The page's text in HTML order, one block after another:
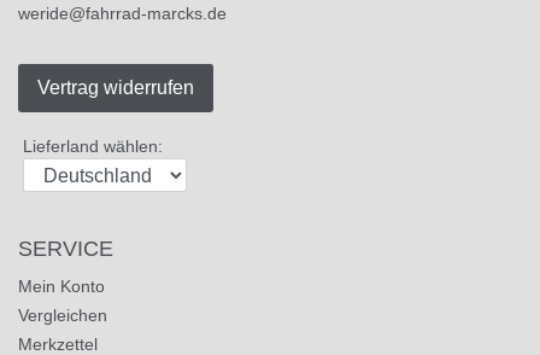
weride@fahrrad-marcks.de
Vertrag widerrufen
Lieferland wählen:
SERVICE
Mein Konto
Vergleichen
Merkzettel